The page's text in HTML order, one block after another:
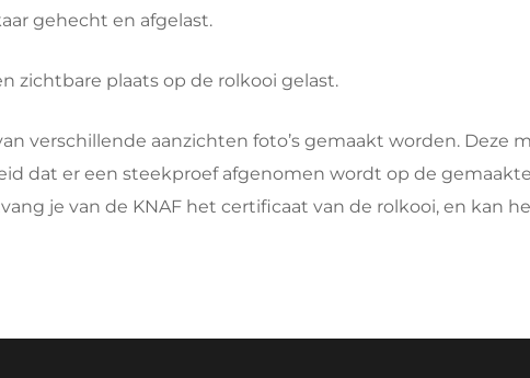
gehecht en afgelast.
zichtbare plaats op de rolkooi gelast.
verschillende aanzichten foto’s gemaakt worden. Deze
dat er een steekproef afgenomen wordt op de
je van de KNAF het certificaat van de rolkooi, en kan